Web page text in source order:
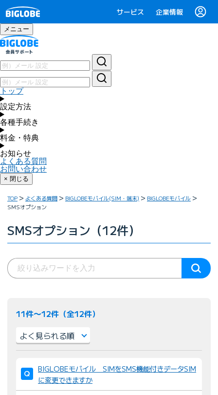
サービス 企業情報
メニュー
トップ
設定方法
各種手続き
料金・特典
お知らせ
よくある質問
お問い合わせ
× 閉じる
TOP よくある質問 BIGLOBEモバイル(SIM・端末)
BIGLOBEモバイル
SMSオプション
SMSオプション（12件）
11件〜12件（全12件）
び
替
BIGLOBEモバイル SIMをSMS機能付きデータSIM
に変更できますか